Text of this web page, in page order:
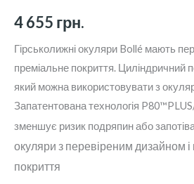
4 655 грн.
Гірськолижні окуляри Bollé мають
преміальне покриття. Циліндричний
який можна використовувати з
Запатентована технологія
зменшує ризик подряпин або
окуляри з перевіреним дизайном
покриття